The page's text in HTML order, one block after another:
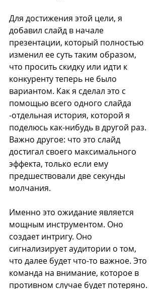
Для достижения этой цели, я
добавил слайд в начале
презентации, который полностью
изменил ее суть таким образом,
что просить скидку или идти к
конкуренту теперь не было
вариантом. Как я сделал это с
помощью всего одного слайда
-отдельная история, которой я
поделюсь как-нибудь в другой раз.
Важно другое: что это слайд
достигал своего максимального
эффекта, только если ему
предшествовали две секунды
молчания.
Именно это ожидание является
мощным инструментом. Оно
создает интригу. Оно
сигнализирует аудитории о том,
что далее будет что-то важное. Это
команда на внимание, которое в
противном случае будет потеряно.